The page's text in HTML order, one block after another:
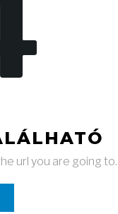
url you are going to.